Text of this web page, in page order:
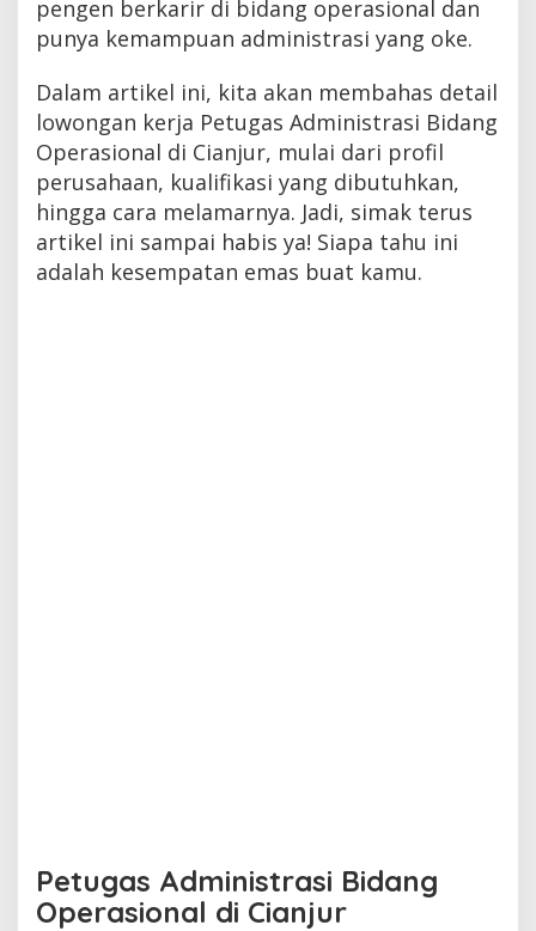
pengen berkarir di bidang operasional dan
punya kemampuan administrasi yang oke.
Dalam artikel ini, kita akan membahas detail
lowongan kerja Petugas Administrasi Bidang
Operasional di Cianjur, mulai dari profil
perusahaan, kualifikasi yang dibutuhkan,
hingga cara melamarnya. Jadi, simak terus
artikel ini sampai habis ya! Siapa tahu ini
adalah kesempatan emas buat kamu.
Petugas Administrasi Bidang
Operasional di Cianjur